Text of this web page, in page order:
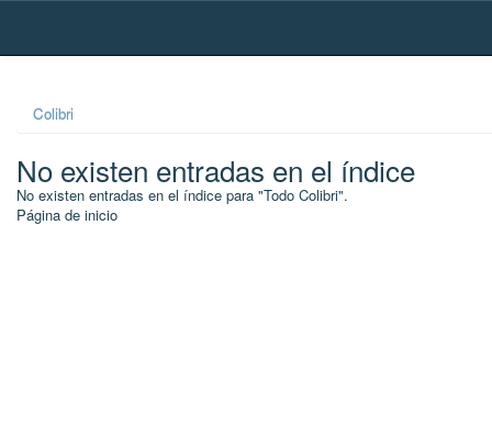
Skip
Colibri
No existen entradas en el índice
No existen entradas en el índice para "Todo Colibri".
Página de inicio